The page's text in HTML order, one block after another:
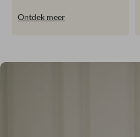
Ontdek meer